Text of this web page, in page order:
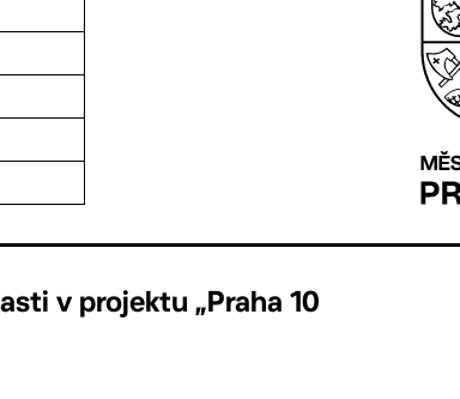
v projektu „Praha 10